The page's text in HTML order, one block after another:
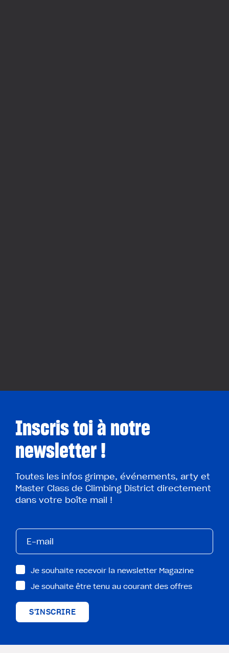
Inscris toi à notre
newsletter !
Toutes les infos grimpe, événements, arty et
Master Class de Climbing District directement
dans votre boîte mail !
Je souhaite recevoir la newsletter Magazine
Je souhaite être tenu au courant des offres
S'INSCRIRE